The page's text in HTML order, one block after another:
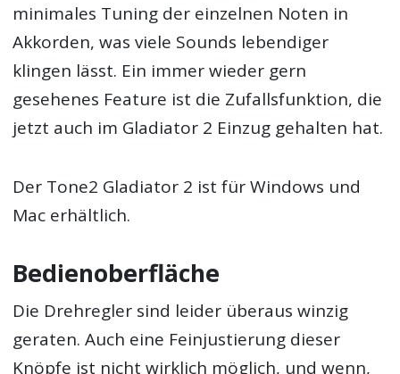
minimales Tuning der einzelnen Noten in
Akkorden, was viele Sounds lebendiger
klingen lässt. Ein immer wieder gern
gesehenes Feature ist die Zufallsfunktion, die
jetzt auch im Gladiator 2 Einzug gehalten hat.
Der Tone2 Gladiator 2 ist für Windows und
Mac erhältlich.
Bedienoberfläche
Die Drehregler sind leider überaus winzig
geraten. Auch eine Feinjustierung dieser
Knöpfe ist nicht wirklich möglich, und wenn,